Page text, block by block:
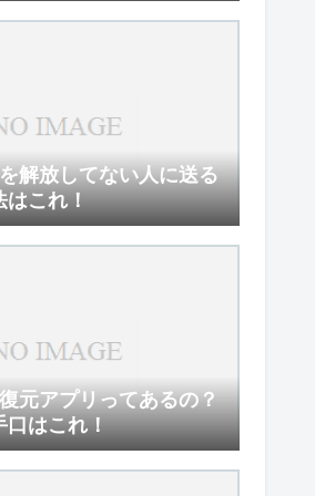
解放してない人に送る
はこれ！
元アプリってあるの？
口はこれ！